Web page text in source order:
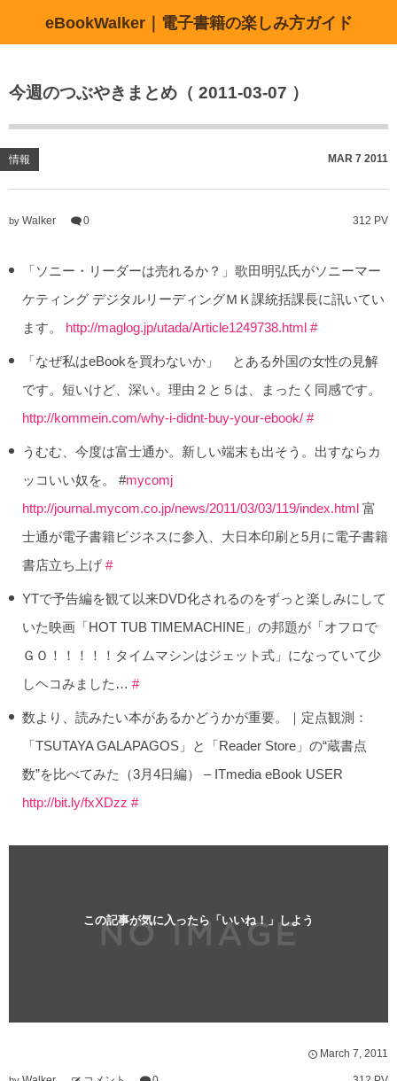
eBookWalker｜電子書籍の楽しみ方ガイド
今週のつぶやきまとめ（ 2011-03-07 ）
情報 MAR 7 2011
by Walker 0 312 PV
「ソニー・リーダーは売れるか？」歌田明弘氏がソニーマー
ケティング デジタルリーディングＭＫ課統括課長に訊いてい
ます。 http://maglog.jp/utada/Article1249738.html #
「なぜ私はeBookを買わないか」 とある外国の女性の見解
です。短いけど、深い。理由２と５は、まったく同感です。
http://kommein.com/why-i-didnt-buy-your-ebook/ #
うむむ、今度は富士通か。新しい端末も出そう。出すならカ
ッコいい奴を。 #mycomj
http://journal.mycom.co.jp/news/2011/03/03/119/index.html 富
士通が電子書籍ビジネスに参入、大日本印刷と5月に電子書籍
書店立ち上げ #
YTで予告編を観て以来DVD化されるのをずっと楽しみにして
いた映画「HOT TUB TIMEMACHINE」の邦題が「オフロで
ＧＯ！！！！！タイムマシンはジェット式」になっていて少
しヘコみました… #
数より、読みたい本があるかどうかが重要。｜定点観測：
「TSUTAYA GALAPAGOS」と「Reader Store」の“蔵書点
数”を比べてみた（3月4日編） – ITmedia eBook USER
http://bit.ly/fxXDzz #
この記事が気に入ったら「いいね！」しよう
March 7, 2011